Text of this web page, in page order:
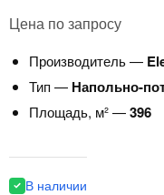
Цена по запросу
Производитель —
Тип — Напольно-
Площадь, м² —396
В наличии